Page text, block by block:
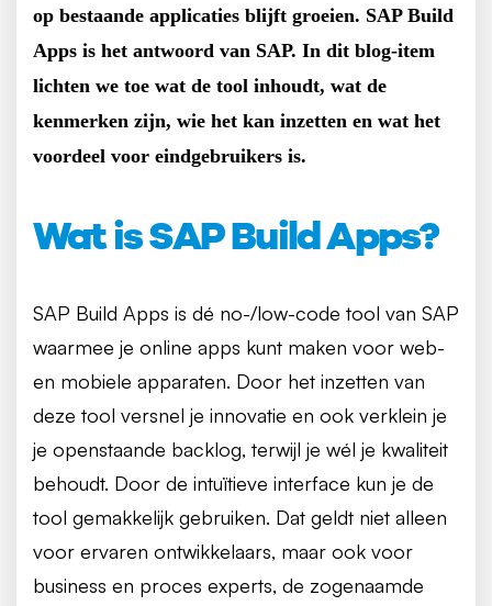
op bestaande applicaties blijft groeien. SAP Build
Apps is het antwoord van SAP. In dit blog-item
lichten we toe wat de tool inhoudt, wat de
kenmerken zijn, wie het kan inzetten en wat het
voordeel voor eindgebruikers is.
Wat is SAP Build Apps?
SAP Build Apps is dé no-/low-code tool van SAP
waarmee je online apps kunt maken voor web-
en mobiele apparaten. Door het inzetten van
deze tool versnel je innovatie en ook verklein je
je openstaande backlog, terwijl je wél je kwaliteit
behoudt. Door de intuïtieve interface kun je de
tool gemakkelijk gebruiken. Dat geldt niet alleen
voor ervaren ontwikkelaars, maar ook voor
business en proces experts, de zogenaamde